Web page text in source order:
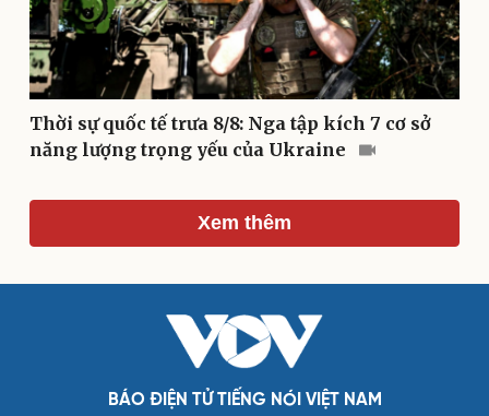
Tư vấn
check-in
Podcast
Cửa sổ tình yêu
Hạt giống tâm hồn
Thời sự quốc tế trưa 8/8: Nga tập kích 7 cơ sở
năng lượng trọng yếu của Ukraine
Xem thêm
BÁO ĐIỆN TỬ TIẾNG NÓI VIỆT NAM